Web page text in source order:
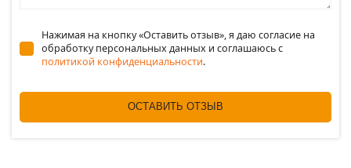
Нажимая на кнопку «Оставить отзыв», я даю согласие на
обработку персональных данных и соглашаюсь c
политикой конфиденциальности.
ОСТАВИТЬ ОТЗЫВ